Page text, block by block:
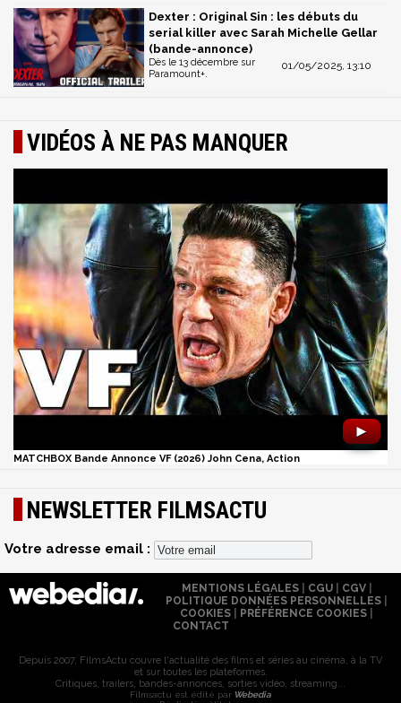
Dexter : Original Sin : les débuts du
serial killer avec Sarah Michelle Gellar
(bande-annonce)
01/05/2025, 13:10
Dès le 13 décembre sur
Paramount+.
VIDÉOS À NE PAS MANQUER
►
MATCHBOX Bande Annonce VF (2026) John Cena, Action
NEWSLETTER FILMSACTU
Votre adresse email :
MENTIONS LÉGALES| CGU| CGV|
POLITIQUE DONNÉES PERSONNELLES
COOKIES
PRÉFÉRENCE COOKIES
CONTACT
Depuis 2007, FilmsActu couvre l'actualité des films et séries au cinéma, à la TV
et sur toutes les plateformes.
Critiques, trailers, bandes-annonces, sorties vidéo, streaming...
Filmsactu est édité par Webedia